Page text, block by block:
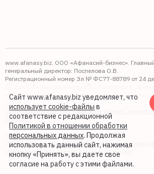
www.afanasy.biz. ООО «Афанасий-бизнес».
генеральный директор: Поспелова О.В.
Регистрационный номер Эл № ФС77-88789 от 24
Выдано: Федеральная служба по надзору в сфере
информационных технологий и массовых
Правопреемником АО "Афанасий-бизнес"
бизнес"
Политика обработки файлов cookie
Политика в отношении обработки персональных
требований к защите персональных данных
Сайт www.afanasy.biz уведомляет, что
использует cookie-файлы в
соответствие с редакционной
Политикой в отношении обработки
персональных данных. Продолжая
использовать данный сайт, нажимая
кнопку «Принять», вы даете свое
согласие на работу с этими файлами.